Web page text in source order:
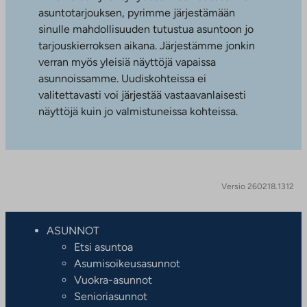
asuntotarjouksen, pyrimme järjestämään
sinulle mahdollisuuden tutustua asuntoon jo
tarjouskierroksen aikana. Järjestämme jonkin
verran myös yleisiä näyttöjä vapaissa
asunnoissamme. Uudiskohteissa ei
valitettavasti voi järjestää vastaavanlaisesti
näyttöjä kuin jo valmistuneissa kohteissa.
Versio 260218.1312
ASUNNOT
Etsi asuntoa
Asumisoikeusasunnot
Vuokra-asunnot
Senioriasunnot